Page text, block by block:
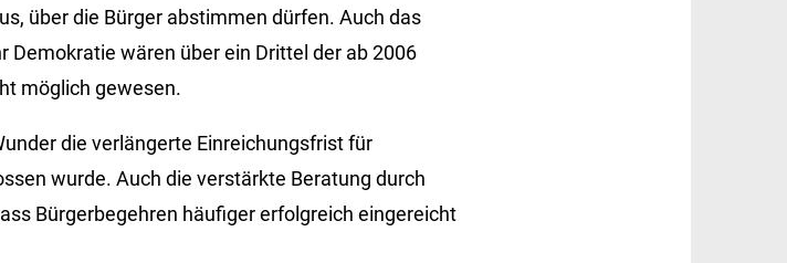
über die Bürger abstimmen dürfen. Auch das
wären über ein Drittel der ab 2006
möglich gewesen.
die verlängerte Einreichungsfrist für
wurde. Auch die verstärkte Beratung durch
Bürgerbegehren häufiger erfolgreich eingereicht